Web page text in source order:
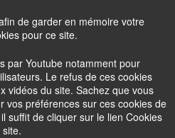
de l'Univers en région Centre
de garder en mémoire votre
pour ce site.
par Youtube notamment pour
Le refus de ces cookies
vidéos du site. Sachez que vous
vos préférences sur ces cookies de
suffit de cliquer sur le lien Cookies